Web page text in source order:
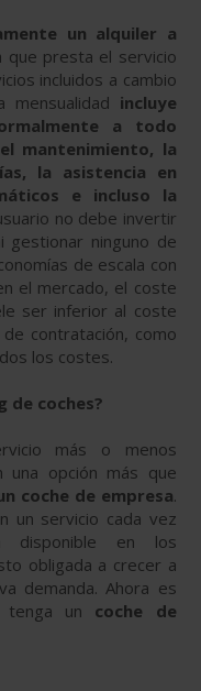
un alquiler a
que presta el servicio
incluidos a cambio
mensualidad incluye
a todo
mantenimiento, la
la asistencia en
e incluso la
no debe invertir
ninguno de
de escala con
el mercado, el coste
ser inferior al coste
contratación, como
los costes.
de coches?
más o menos
una opción más que
coche de empresa.
un servicio cada vez
disponible en los
obligada a crecer a
demanda. Ahora es
tenga un coche de